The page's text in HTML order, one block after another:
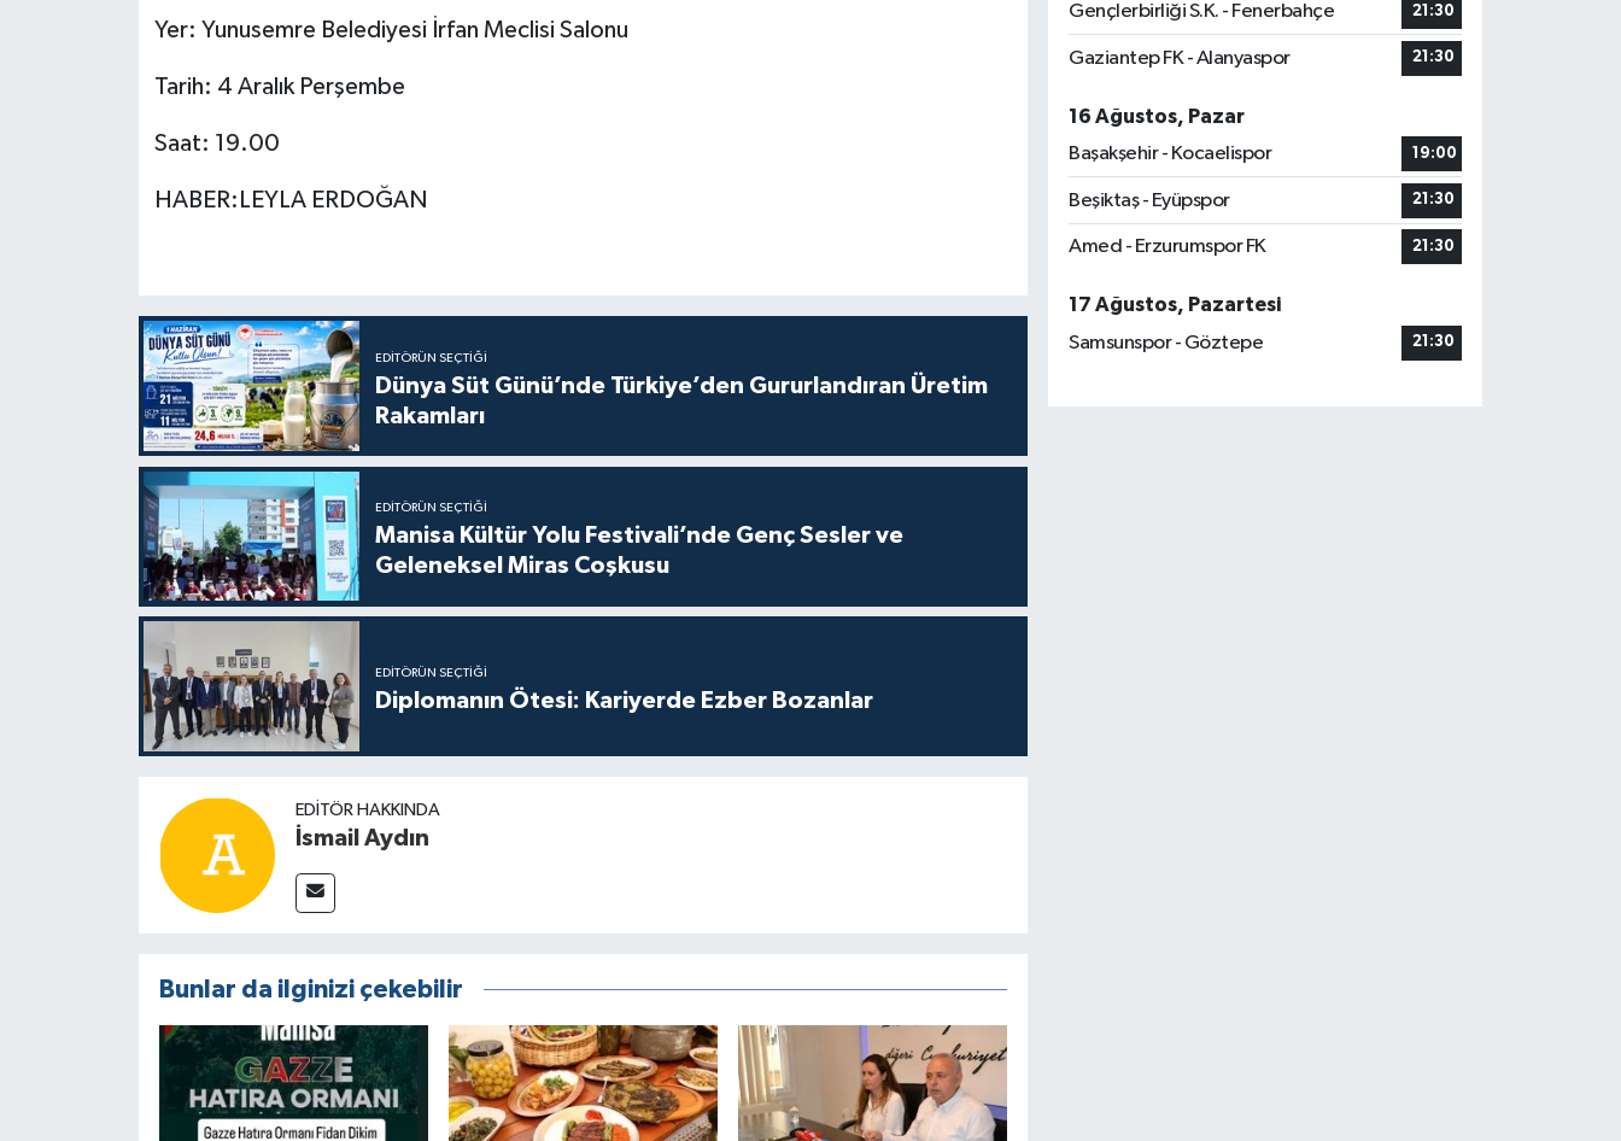
Yer: Yunusemre Belediyesi İrfan Meclisi Salonu
Tarih: 4 Aralık Perşembe
Saat: 19.00
HABER:LEYLA ERDOĞAN
EDITÖRÜN SEÇTIĞI
Dünya Süt Günü’nde Türkiye’den Gururlandıran Üretim
Rakamları
EDITÖRÜN SEÇTIĞI
Manisa Kültür Yolu Festivali’nde Genç Sesler ve
Geleneksel Miras Coşkusu
EDITÖRÜN SEÇTIĞI
Diplomanın Ötesi: Kariyerde Ezber Bozanlar
EDITÖR HAKKINDA
İsmail Aydın
Bunlar da ilginizi çekebilir
Gençlerbirliği S.K. - Fenerbahçe 21:30
Gaziantep FK - Alanyaspor 21:30
16 Ağustos, Pazar
Başakşehir - Kocaelispor
19:00
Beşiktaş - Eyüpspor 21:30
Amed - Erzurumspor FK 21:30
17 Ağustos, Pazartesi
Samsunspor - Göztepe
21:30